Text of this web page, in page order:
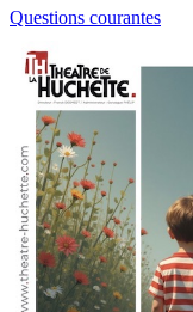
Questions courantes